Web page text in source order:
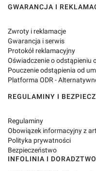
GWARANCJA I
Zwroty i reklamacje
Gwarancja i serwis
Protokół reklamacyjny
Oświadczenie o odstąpieniu
Pouczenie odstąpienia od
Platforma ODR -
REGULAMINY I
Regulaminy
Obowiązek informacyjny z
Polityka prywatności
Bezpieczeństwo
INFOLINIA I DORADZTWO